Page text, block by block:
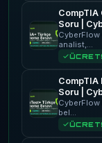
CompTIA
Soru |
CyberFlow
analist,…
CompTIA
Soru |
CyberFlow
bel…